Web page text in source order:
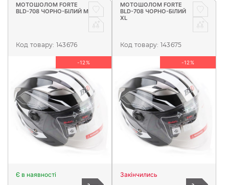
МОТОШОЛОМ FORTE
BLD-708 ЧОРНО-БІЛИЙ M
Код товару: 143676
-12%
Є в наявності
МОТОШОЛОМ FORTE
BLD-708 ЧОРНО-БІЛИЙ
XL
Код товару: 143675
-12%
Закінчились